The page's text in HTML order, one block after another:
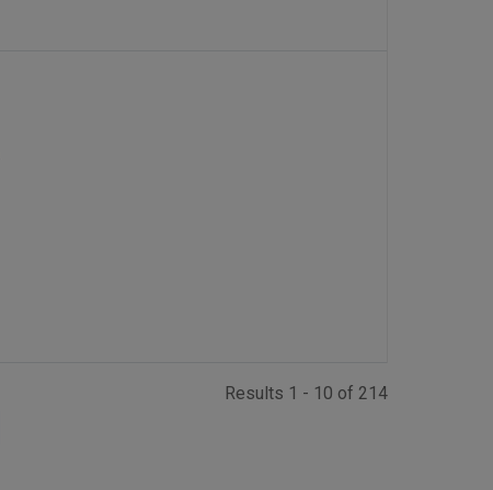
Results 1 - 10 of 214